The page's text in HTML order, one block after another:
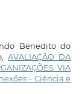
Benedito do
AVALIAÇÃO DA
VIA
- Ciência e